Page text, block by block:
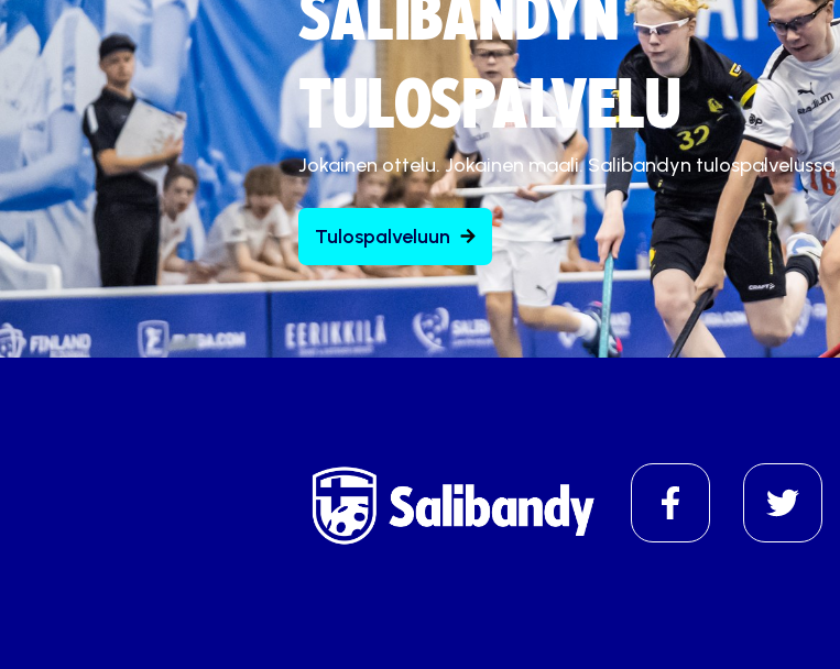
SALIBANDYN
TULOSPALVELU
Jokainen ottelu. Jokainen maali. Salibandyn tulospalvelussa.
Tulospalveluun